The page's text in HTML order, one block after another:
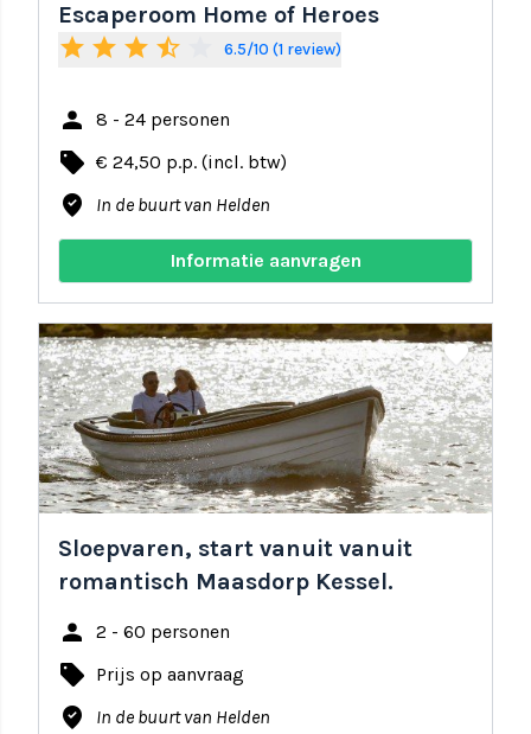
Escaperoom Home of Heroes
star star star star_half 6.5/10 (1 review)
person 8 - 24 personen
local_offer € 24,50 p.p. (incl. btw)
where_to_vote In de buurt van Helden
Informatie aanvragen
share favorite
Sloepvaren, start vanuit vanuit
romantisch Maasdorp Kessel.
person 2 - 60 personen
local_offer Prijs op aanvraag
where_to_vote In de buurt van Helden